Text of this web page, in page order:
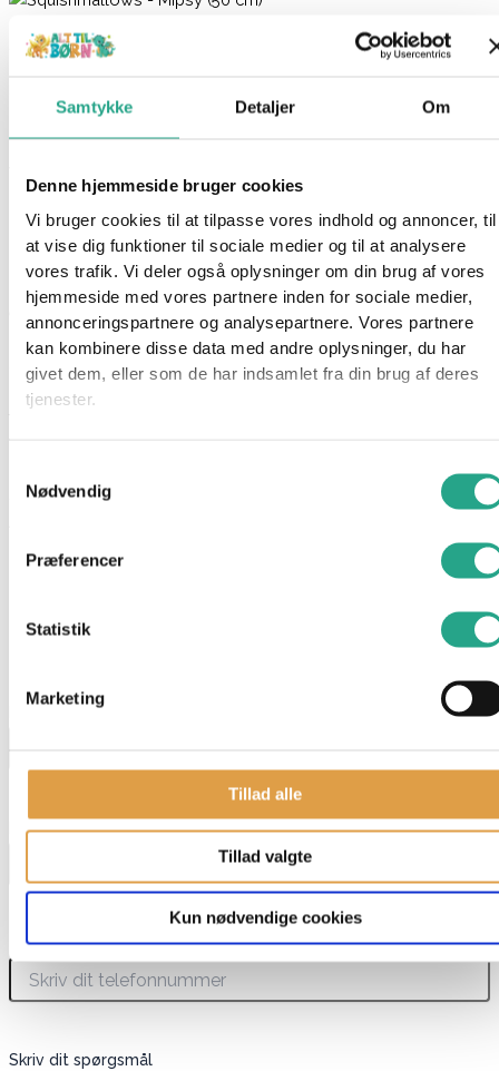
Samtykke Detaljer Om
Denne hjemmeside bruger cookies
Vi bruger cookies til at tilpasse vores indhold og annoncer, til
at vise dig funktioner til sociale medier og til at analysere
vores trafik. Vi deler også oplysninger om din brug af vores
hjemmeside med vores partnere inden for sociale medier,
annonceringspartnere og analysepartnere. Vores partnere
kan kombinere disse data med andre oplysninger, du har
givet dem, eller som de har indsamlet fra din brug af deres
tjenester.
Nødvendig
Præferencer
Statistik
Marketing
Tillad alle
Tillad valgte
Kun nødvendige cookies
Squishmallows – Mipsy (50 cm)
Beskrivelse
Spørg om produktet
Det her er Mipsy. Mipsy er en grøn, hvid og turkis bamse, der
elsker at ramme og putte.
Squishmallows er en skøn serie af bløde plysdyr, elsket for
deres utroligt bløde og “squishy” tekstur. Disse plyslegetøj fås i
Specifikationer
Har du spørgsmål til denne vare?
E-mail*
Telefon
Skriv dit spørgsmål